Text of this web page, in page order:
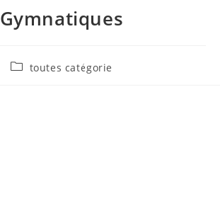
Gymnatiques
toutes catégorie